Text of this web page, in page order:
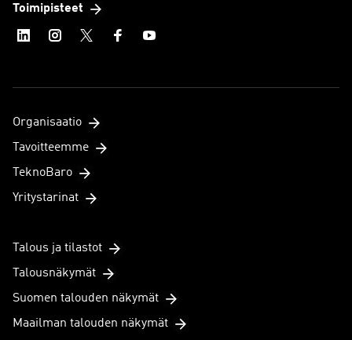
Toimipisteet
Organisaatio
Tavoitteemme
TeknoBaro
Yritystarinat
Talous ja tilastot
Talousnäkymät
Suomen talouden näkymät
Maailman talouden näkymät